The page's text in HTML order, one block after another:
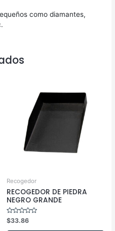
como diamantes,
Recogedor
RECOGEDOR DE PIEDRA
NEGRO GRANDE
Valorado
en
$33.86